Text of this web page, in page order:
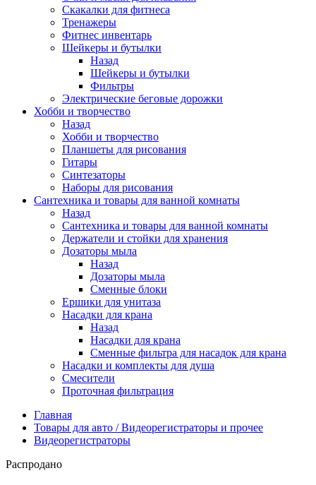
Скакалки для фитнеса
Тренажеры
Фитнес инвентарь
Шейкеры и бутылки
Назад
Шейкеры и бутылки
Фильтры
Электрические беговые дорожки
Хобби и творчество
Назад
Хобби и творчество
Планшеты для рисования
Гитары
Синтезаторы
Наборы для рисования
Сантехника и товары для ванной комнаты
Назад
Сантехника и товары для ванной комнаты
Держатели и стойки для хранения
Дозаторы мыла
Назад
Дозаторы мыла
Сменные блоки
Ершики для унитаза
Насадки для крана
Назад
Насадки для крана
Сменные фильтра для насадок для крана
Насадки и комплекты для душа
Смесители
Проточная фильтрация
Главная
Товары для авто / Видеорегистраторы и прочее
Видеорегистраторы
Распродано